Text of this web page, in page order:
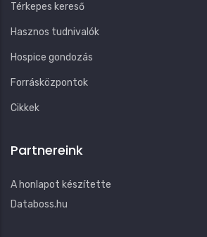
Térkepes kereső
Hasznos tudnivalók
Hospice gondozás
Forrásközpontok
Cikkek
Partnereink
A honlapot készítette
Databoss.hu